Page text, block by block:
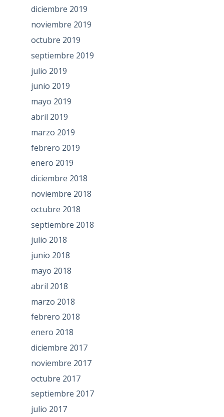
diciembre 2019
noviembre 2019
octubre 2019
septiembre 2019
julio 2019
junio 2019
mayo 2019
abril 2019
marzo 2019
febrero 2019
enero 2019
diciembre 2018
noviembre 2018
octubre 2018
septiembre 2018
julio 2018
junio 2018
mayo 2018
abril 2018
marzo 2018
febrero 2018
enero 2018
diciembre 2017
noviembre 2017
octubre 2017
septiembre 2017
julio 2017